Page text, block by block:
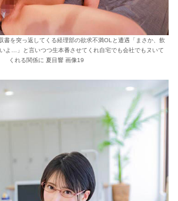
書を突っ返してくる経理部の欲求不満OLと遭遇「まさか、飲
よ…」と言いつつ生本番させてくれ自宅でも会社でもヌいて
くれる関係に 夏目響 画像19